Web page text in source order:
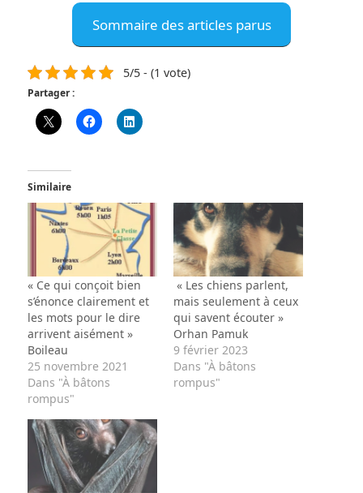
Sommaire des articles parus
5/5 - (1 vote)
Partager :
Similaire
« Ce qui conçoit bien
s’énonce clairement et
les mots pour le dire
arrivent aisément »
Boileau
25 novembre 2021
Dans "À bâtons
rompus"
« Les chiens parlent,
mais seulement à ceux
qui savent écouter »
Orhan Pamuk
9 février 2023
Dans "À bâtons
rompus"